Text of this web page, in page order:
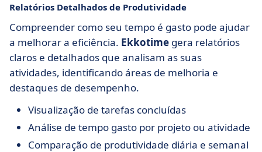
Relatórios Detalhados de Produtividade
Compreender como seu tempo é gasto pode ajudar
a melhorar a eficiência. Ekkotime gera relatórios
claros e detalhados que analisam as suas
atividades, identificando áreas de melhoria e
destaques de desempenho.
Visualização de tarefas concluídas
Análise de tempo gasto por projeto ou atividade
Comparação de produtividade diária e semanal